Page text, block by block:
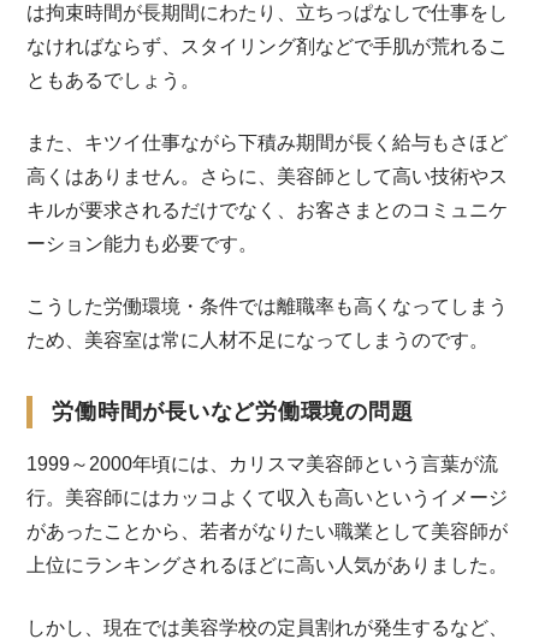
は拘束時間が長期間にわたり、立ちっぱなしで仕事をし
なければならず、スタイリング剤などで手肌が荒れるこ
ともあるでしょう。
また、キツイ仕事ながら下積み期間が長く給与もさほど
高くはありません。さらに、美容師として高い技術やス
キルが要求されるだけでなく、お客さまとのコミュニケ
ーション能力も必要です。
こうした労働環境・条件では離職率も高くなってしまう
ため、美容室は常に人材不足になってしまうのです。
労働時間が長いなど労働環境の問題
1999～2000年頃には、カリスマ美容師という言葉が流
行。美容師にはカッコよくて収入も高いというイメージ
があったことから、若者がなりたい職業として美容師が
上位にランキングされるほどに高い人気がありました。
しかし、現在では美容学校の定員割れが発生するなど、